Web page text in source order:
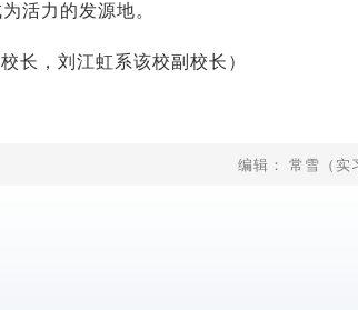
为活力的发源地。
长，刘江虹系该校副校长）
编辑： 常雪（实